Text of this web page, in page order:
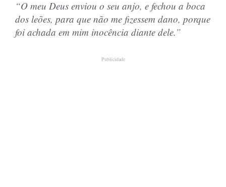
“O meu Deus enviou o seu anjo, e fechou a boca
dos leões, para que não me fizessem dano, porque
foi achada em mim inocência diante dele.”
Publicidade